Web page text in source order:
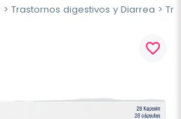
Trastornos digestivos y Diarrea
favorite_border